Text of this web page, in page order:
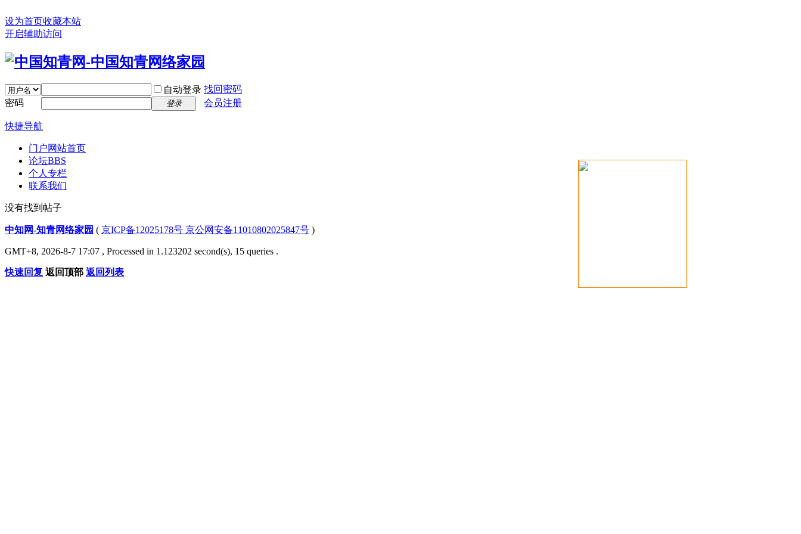
设为首页收藏本站
开启辅助访问
自动登录 找回密码
密码
登录 会员注册
快捷导航
门户网站首页
论坛BBS
个人专栏
联系我们
没有找到帖子
中知网-知青网络家园 ( 京ICP备12025178号 京公网安备11010802025847号 )
GMT+8, 2026-8-7 17:07 , Processed in 1.123202 second(s), 15 queries .
快速回复 返回顶部 返回列表